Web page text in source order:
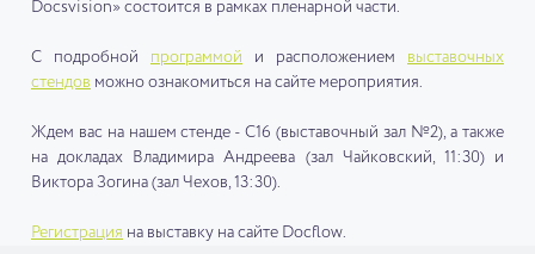
Docsvision» состоится в рамках пленарной части.
С подробной программой и расположением выставочных
стендов можно ознакомиться на сайте мероприятия.
Ждем вас на нашем стенде - С16 (выставочный зал №2), а также
на докладах Владимира Андреева (зал Чайковский, 11:30) и
Виктора Зогина (зал Чехов, 13:30).
Регистрация на выставку на сайте Docflow.